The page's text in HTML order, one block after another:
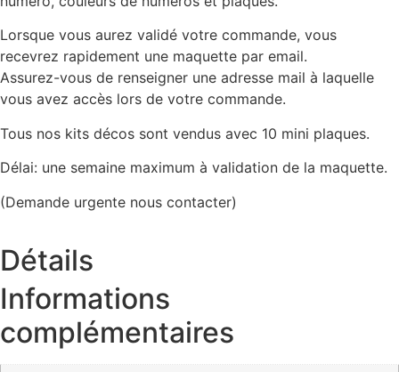
Lorsque vous aurez validé votre commande, vous
recevrez rapidement une maquette par email.
Assurez-vous de renseigner une adresse mail à laquelle
vous avez accès lors de votre commande.
Tous nos kits décos sont vendus avec 10 mini plaques.
Délai: une semaine maximum à validation de la maquette.
(Demande urgente nous contacter)
Détails
Informations
complémentaires